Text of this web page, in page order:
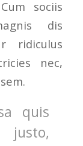
sociis
dis
ridiculus
nec,
quis
justo,